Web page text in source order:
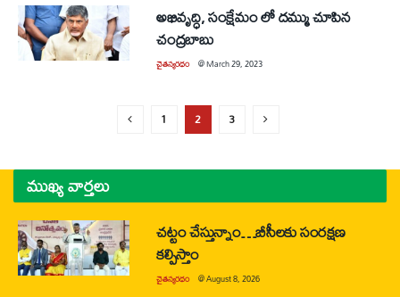
అభివృద్ధి, సంక్షేమం లో దమ్ము చూపిన
చంద్రబాబు
చైతన్యరధం @March 29, 2023
1 2 3
ముఖ్య వార్తలు
చట్టం చేస్తున్నాం…బీసీలకు సంరక్షణ
కల్పిస్తాం
చైతన్యరధం @August 8, 2026